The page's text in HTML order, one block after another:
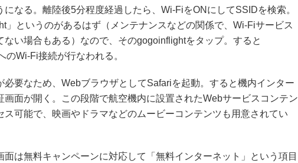
になる。離陸後5分程度経過したら、Wi-FiをONにしてSSIDを検索。
」というのがあるはず（メンテナンスなどの関係で、Wi-Fiサービス
ない場合もある）なので、そのgogoinflightをタップ。すると
のWi-Fi接続が行なわれる。
要なため、WebブラウザとしてSafariを起動。すると機内インター
画面が開く。この段階で航空機内に設置されたWebサービスコンテン
ス可能で、映画やドラマなどのムービーコンテンツも用意されてい
は無料キャンペーンに対応して「無料インターネット」という項目